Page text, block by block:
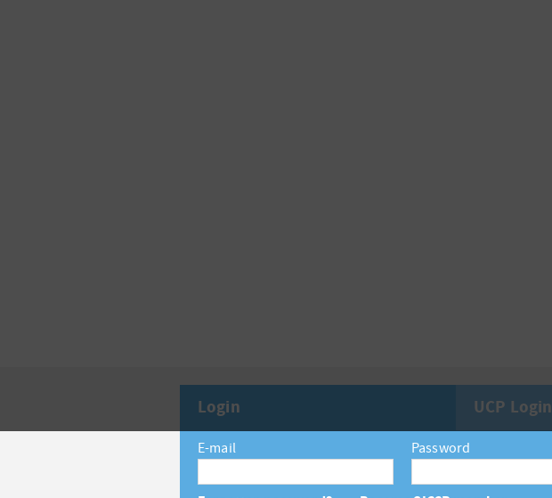
Login UCP Login
E-mail Password